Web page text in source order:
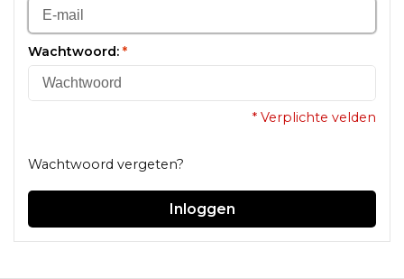
Wachtwoord: *
* Verplichte velden
Wachtwoord vergeten?
Inloggen